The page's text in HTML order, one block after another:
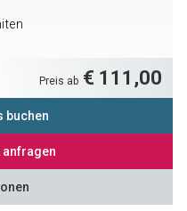
Preis ab € 111,00
buchen